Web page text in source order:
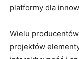
platformy dla
Wielu
projektów